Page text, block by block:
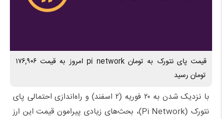
قیمت پای نتورک به تومان pi network امروز به قیمت ۱۷۶,۹۰۶
تومان رسید
با نزدیک شدن به ۲۰ فوریه (۲ اسفند) و راه‌اندازی احتمالی پای
نتورک (Pi Network)، بحث‌های زیادی پیرامون قیمت این ارز